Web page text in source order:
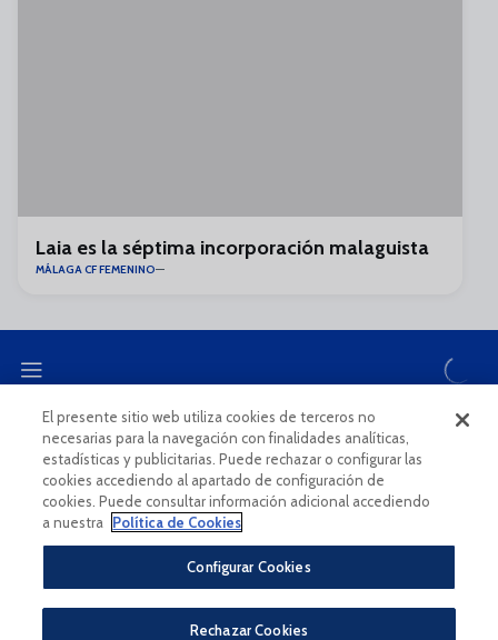
Laia es la séptima incorporación malaguista
MÁLAGA CF FEMENINO
CANAL ÉTICO
Política De Privacidad
El presente sitio web utiliza cookies de terceros no
necesarias para la navegación con finalidades analíticas,
estadísticas y publicitarias. Puede rechazar o configurar las
cookies accediendo al apartado de configuración de
cookies. Puede consultar información adicional accediendo
a nuestra
Política de Cookies
Configurar Cookies
Rechazar Cookies